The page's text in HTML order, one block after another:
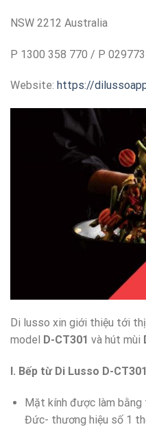
NSW 2212 Australia
P 1300 358 770 / P
Website: https://
Di lusso xin giới thiệu tới
model
D-CT301 và hút mùi
I. Bếp từ Di Lusso D-
Mặt kính được làm
Đức- thương hiệu số 1